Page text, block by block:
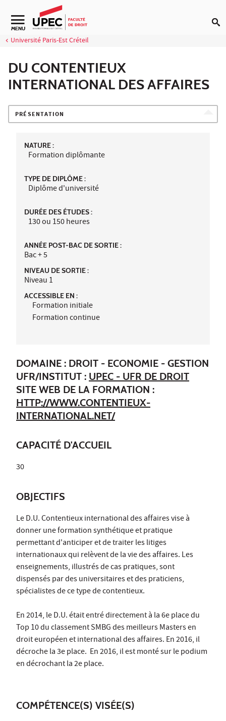
Aller au contenu
Navigation secondaire
MENU
Université Paris-Est Créteil
DU CONTENTIEUX
INTERNATIONAL DES AFFAIRES
PRÉSENTATION
NATURE :
Formation diplômante
TYPE DE DIPLÔME :
Diplôme d'université
DURÉE DES ÉTUDES :
130 ou 150 heures
ANNÉE POST-BAC DE SORTIE :
Bac + 5
NIVEAU DE SORTIE :
Niveau 1
ACCESSIBLE EN :
Formation initiale
Formation continue
DOMAINE : DROIT - ECONOMIE - GESTION
UFR/INSTITUT : UPEC - UFR DE DROIT
SITE WEB DE LA FORMATION :
HTTP://WWW.CONTENTIEUX-
INTERNATIONAL.NET/
CAPACITÉ D'ACCUEIL
30
OBJECTIFS
Le D.U. Contentieux international des affaires vise à
donner une formation synthétique et pratique
permettant d'anticiper et de traiter les litiges
internationaux qui relèvent de la vie des affaires. Les
enseignements, illustrés de cas pratiques, sont
dispensés par des universitaires et des praticiens,
spécialistes de ce type de contentieux.
En 2014, le D.U. était entré directement à la 6e place du
Top 10 du classement SMBG des meilleurs Masters en
droit européen et international des affaires. En 2016, il
décroche la 3e place. En 2016, il est monté sur le podium
en décrochant la 2e place.
COMPÉTENCE(S) VISÉE(S)